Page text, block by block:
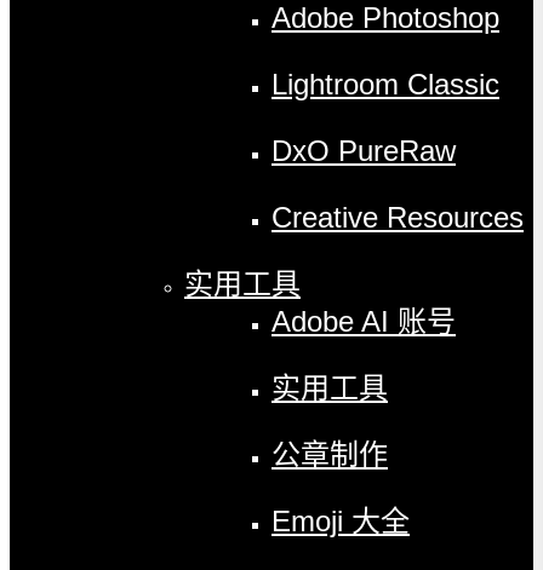
Adobe Photoshop
Lightroom Classic
DxO PureRaw
Creative Resources
实用工具
Adobe AI 账号
实用工具
公章制作
Emoji 大全